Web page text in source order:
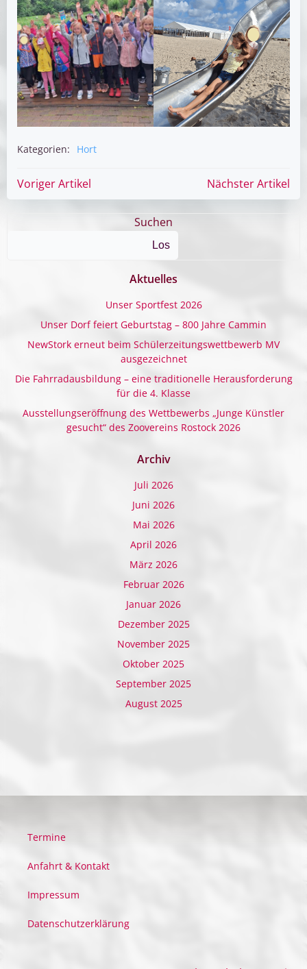
Kategorien: Hort
Post
navigation
Voriger Artikel
Post
navigation
Nächster Artikel
Suchen
Los
Aktuelles
Unser Sportfest 2026
Unser Dorf feiert Geburtstag – 800 Jahre Cammin
NewStork erneut beim Schülerzeitungswettbewerb MV
ausgezeichnet
Die Fahrradausbildung – eine traditionelle Herausforderung
für die 4. Klasse
Ausstellungseröffnung des Wettbewerbs „Junge Künstler
gesucht“ des Zoovereins Rostock 2026
Archiv
Juli 2026
Juni 2026
Mai 2026
April 2026
März 2026
Februar 2026
Januar 2026
Dezember 2025
November 2025
Oktober 2025
September 2025
August 2025
Termine
Anfahrt & Kontakt
Impressum
Datenschutzerklärung